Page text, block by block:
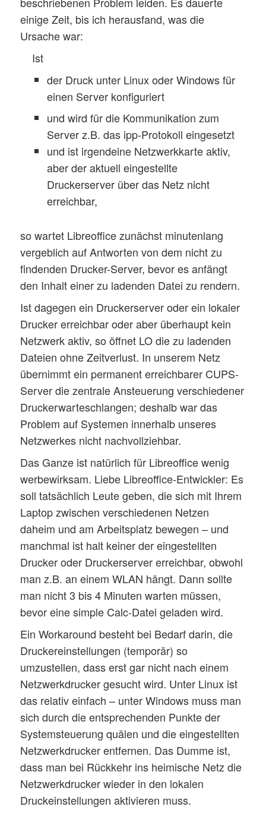
einige Zeit, bis ich herausfand, was die
Ursache war:
Ist
der Druck unter Linux oder Windows für
einen Server konfiguriert
und wird für die Kommunikation zum
Server z.B. das ipp-Protokoll eingesetzt
und ist irgendeine Netzwerkkarte aktiv,
aber der aktuell eingestellte
Druckerserver über das Netz nicht
erreichbar,
so wartet Libreoffice zunächst minutenlang
vergeblich auf Antworten von dem nicht zu
findenden Drucker-Server, bevor es anfängt
den Inhalt einer zu ladenden Datei zu rendern.
Ist dagegen ein Druckerserver oder ein lokaler
Drucker erreichbar oder aber überhaupt kein
Netzwerk aktiv, so öffnet LO die zu ladenden
Dateien ohne Zeitverlust. In unserem Netz
übernimmt ein permanent erreichbarer CUPS-
Server die zentrale Ansteuerung verschiedener
Druckerwarteschlangen; deshalb war das
Problem auf Systemen innerhalb unseres
Netzwerkes nicht nachvollziehbar.
Das Ganze ist natürlich für Libreoffice wenig
werbewirksam. Liebe Libreoffice-Entwickler: Es
soll tatsächlich Leute geben, die sich mit Ihrem
Laptop zwischen verschiedenen Netzen
daheim und am Arbeitsplatz bewegen – und
manchmal ist halt keiner der eingestellten
Drucker oder Druckerserver erreichbar, obwohl
man z.B. an einem WLAN hängt. Dann sollte
man nicht 3 bis 4 Minuten warten müssen,
bevor eine simple Calc-Datei geladen wird.
Ein Workaround besteht bei Bedarf darin, die
Druckereinstellungen (temporär) so
umzustellen, dass erst gar nicht nach einem
Netzwerkdrucker gesucht wird. Unter Linux ist
das relativ einfach – unter Windows muss man
sich durch die entsprechenden Punkte der
Systemsteuerung quälen und die eingestellten
Netzwerkdrucker entfernen. Das Dumme ist,
dass man bei Rückkehr ins heimische Netz die
Netzwerkdrucker wieder in den lokalen
Druckeinstellungen aktivieren muss.